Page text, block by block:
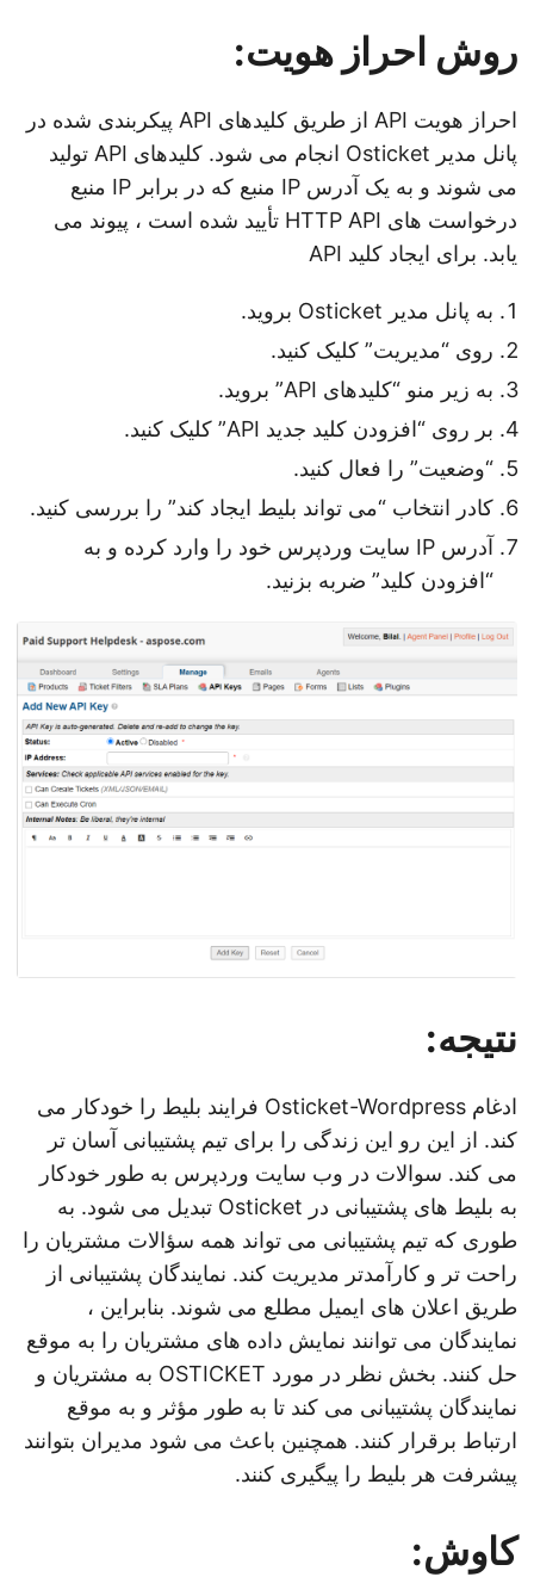
روش احراز هویت:
احراز هویت API از طریق کلیدهای API پیکربندی شده در
پانل مدیر Osticket انجام می شود. کلیدهای API تولید
می شوند و به یک آدرس IP منبع که در برابر IP منبع
درخواست های HTTP API تأیید شده است ، پیوند می
یابد. برای ایجاد کلید API
به پانل مدیر Osticket بروید.
روی “مدیریت” کلیک کنید.
به زیر منو “کلیدهای API” بروید.
بر روی “افزودن کلید جدید API” کلیک کنید.
“وضعیت” را فعال کنید.
کادر انتخاب “می تواند بلیط ایجاد کند” را بررسی کنید.
آدرس IP سایت وردپرس خود را وارد کرده و به
“افزودن کلید” ضربه بزنید.
نتیجه:
ادغام Osticket-Wordpress فرایند بلیط را خودکار می
کند. از این رو این زندگی را برای تیم پشتیبانی آسان تر
می کند. سوالات در وب سایت وردپرس به طور خودکار
به بلیط های پشتیبانی در Osticket تبدیل می شود. به
طوری که تیم پشتیبانی می تواند همه سؤالات مشتریان را
راحت تر و کارآمدتر مدیریت کند. نمایندگان پشتیبانی از
طریق اعلان های ایمیل مطلع می شوند. بنابراین ،
نمایندگان می توانند نمایش داده های مشتریان را به موقع
حل کنند. بخش نظر در مورد OSTICKET به مشتریان و
نمایندگان پشتیبانی می کند تا به طور مؤثر و به موقع
ارتباط برقرار کنند. همچنین باعث می شود مدیران بتوانند
پیشرفت هر بلیط را پیگیری کنند.
کاوش: